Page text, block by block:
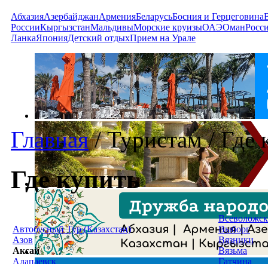
АбхазияАзербайджанАрменияБеларусьБосния и Герцеговина
РоссииКыргызстанМальдивыМорские круизыОАЭОман
ЛанкаЯпонияДетский отдыхПрием на Урале
Главная /Туристам/Где
Где купить
Автобусный Тур (Казахстан)
Азов
Аксай
Алапаевск
Всеволожск
Выборг
Вязники
Вязьма
Гатчина